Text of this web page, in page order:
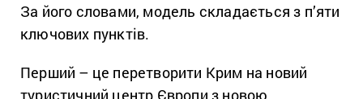
За його словами, модель складається з п’яти
ключових пунктів.
Перший – це перетворити Крим на новий
туристичний центр Європи з новою